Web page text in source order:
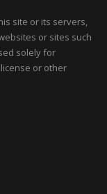
site or its servers,
or sites such
solely for
or other